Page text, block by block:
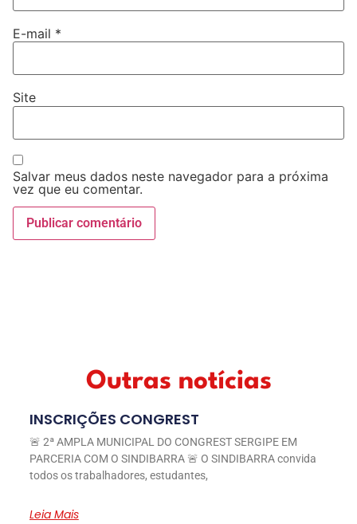
E-mail *
Site
Salvar meus dados neste navegador para a próxima
vez que eu comentar.
Outras notícias
INSCRIÇÕES CONGREST
🚨 2ª AMPLA MUNICIPAL DO CONGREST SERGIPE EM
PARCERIA COM O SINDIBARRA 🚨 O SINDIBARRA convida
todos os trabalhadores, estudantes,
Leia Mais